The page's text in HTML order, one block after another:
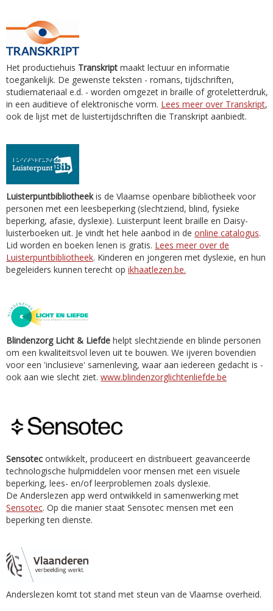
Het productiehuis Transkript maakt lectuur en informatie
toegankelijk. De gewenste teksten - romans, tijdschriften,
studiemateriaal e.d. - worden omgezet in braille of groteletterdruk,
in een auditieve of elektronische vorm. Lees meer over Transkript,
ook de lijst met de luistertijdschriften die Transkript aanbiedt.
Luisterpuntbibliotheekis de Vlaamse openbare bibliotheek voor
personen met een leesbeperking (slechtziend, blind, fysieke
beperking, afasie, dyslexie). Luisterpunt leent braille en Daisy-
luisterboeken uit. Je vindt het hele aanbod in de online catalogus.
Lid worden en boeken lenen is gratis. Lees meer over de
Luisterpuntbibliotheek. Kinderen en jongeren met dyslexie, en hun
begeleiders kunnen terecht op ikhaatlezen.be.
Blindenzorg Licht & Liefde helpt slechtziende en blinde personen
om een kwaliteitsvol leven uit te bouwen. We ijveren bovendien
voor een 'inclusieve' samenleving, waar aan iedereen gedacht is -
ook aan wie slecht ziet. www.blindenzorglichtenliefde.be
Sensotec ontwikkelt, produceert en distribueert geavanceerde
technologische hulpmiddelen voor mensen met een visuele
beperking, lees- en/of leerproblemen zoals dyslexie.
De Anderslezen app werd ontwikkeld in samenwerking met
Sensotec. Op die manier staat Sensotec mensen met een
beperking ten dienste.
Anderslezen komt tot stand met steun van de Vlaamse overheid.